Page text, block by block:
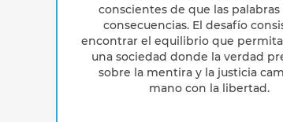
conscientes de que las
consecuencias. El desafío
encontrar el equilibrio que
una sociedad donde la verdad
sobre la mentira y la justicia
mano con la libertad.